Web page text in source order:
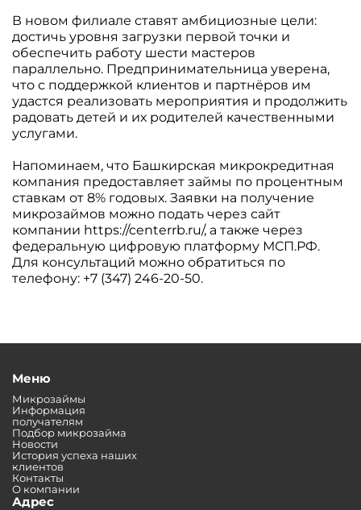
В новом филиале ставят амбициозные цели:
достичь уровня загрузки первой точки и
обеспечить работу шести мастеров
параллельно. Предпринимательница уверена,
что с поддержкой клиентов и партнёров им
удастся реализовать мероприятия и продолжить
радовать детей и их родителей качественными
услугами.
Напоминаем, что Башкирская микрокредитная
компания предоставляет займы по процентным
ставкам от 8% годовых. Заявки на получение
микрозаймов можно подать через сайт
компании https://centerrb.ru/, а также через
федеральную цифровую платформу МСП.РФ.
Для консультаций можно обратиться по
телефону: +7 (347) 246-20-50.
Меню
Микрозаймы
Информация
получателям
Подбор микрозайма
Новости
История успеха наших
клиентов
Контакты
О компании
Адрес